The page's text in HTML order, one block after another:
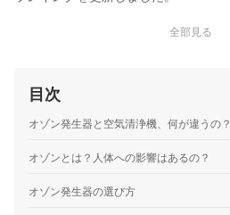
全部見る
目次
オゾン発生器と空気清浄機、何が違うの？
オゾンとは？人体への影響はあるの？
オゾン発生器の選び方